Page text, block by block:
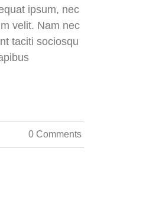
ipsum, nec
velit. Nam nec
taciti sociosqu
0 Comments